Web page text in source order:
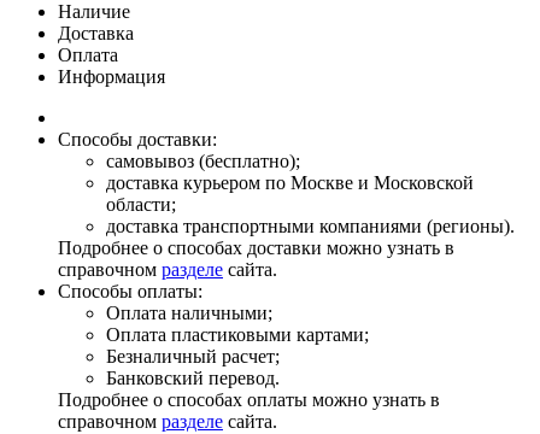
Наличие
Доставка
Оплата
Информация
Способы доставки:
самовывоз (бесплатно);
доставка курьером по Москве и Московской
области;
доставка транспортными компаниями (регионы).
Подробнее о способах доставки можно узнать в
справочном разделе сайта.
Способы оплаты:
Оплата наличными;
Оплата пластиковыми картами;
Безналичный расчет;
Банковский перевод.
Подробнее о способах оплаты можно узнать в
справочном разделе сайта.